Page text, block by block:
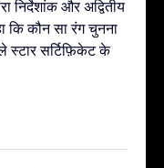
निर्देशांक और अद्वितीय
कि कौन सा रंग चुनना
सर्टिफ़िकेट के